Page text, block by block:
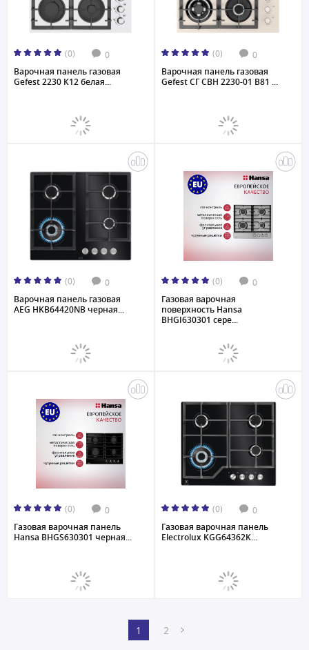
(0) 0
Варочная панель газовая
Gefest 2230 К12 белая...
(0) 0
Варочная панель газовая
Gefest СГ СВН 2230-01 B81 ...
(0) 0
Варочная панель газовая
AEG HKB64420NB черная...
(0) 0
Газовая варочная
поверхность Hansa
BHGI630301 сере...
(0) 0
Газовая варочная панель
Hansa BHGS630301 черная...
(0) 0
Газовая варочная панель
Electrolux KGG64362K...
1 2